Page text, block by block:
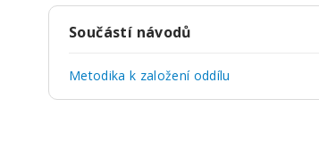
Součástí návodů
Metodika k založení oddílu